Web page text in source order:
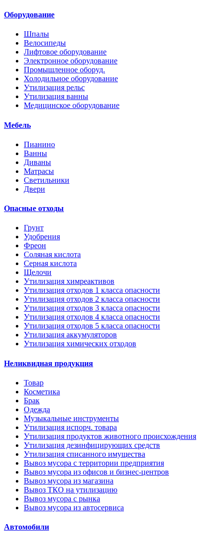
Оборудование
Шпалы
Велосипеды
Лифтовое оборудование
Электронное оборудование
Промышленное оборуд.
Холодильное оборудование
Утилизация рельс
Утилизация ванны
Медицинское оборудование
Мебель
Пианино
Ванны
Диваны
Матрасы
Светильники
Двери
Опасные отходы
Грунт
Удобрения
Фреон
Соляная кислота
Серная кислота
Щелочи
Утилизация химреактивов
Утилизация отходов 1 класса опасности
Утилизация отходов 2 класса опасности
Утилизация отходов 3 класса опасности
Утилизация отходов 4 класса опасности
Утилизация отходов 5 класса опасности
Утилизация аккумуляторов
Утилизация химических отходов
Неликвидная продукция
Товар
Косметика
Брак
Одежда
Музыкальные инструменты
Утилизация испорч. товара
Утилизация продуктов животного происхождения
Утилизация дезинфицирующих средств
Утилизация списанного имущества
Вывоз мусора с территории предприятия
Вывоз мусора из офисов и бизнес-центров
Вывоз мусора из магазина
Вывоз ТКО на утилизацию
Вывоз мусора с рынка
Вывоз мусора из автосервиса
Автомобили